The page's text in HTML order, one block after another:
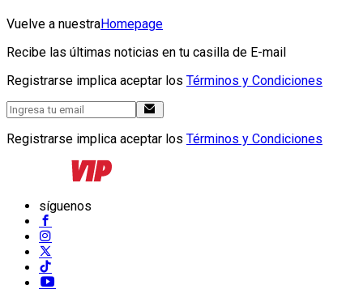
Vuelve a nuestraHomepage
Recibe las últimas noticias en tu casilla de E-mail
Registrarse implica aceptar los Términos y Condiciones
Registrarse implica aceptar los Términos y Condiciones
síguenos